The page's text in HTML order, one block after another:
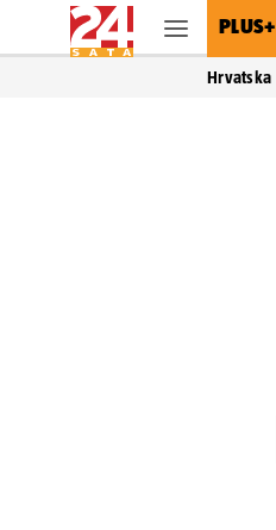
PLUS+
Hrvatska